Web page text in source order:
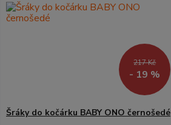
217 Kč
- 19 %
Šráky do kočárku BABY ONO černošedé